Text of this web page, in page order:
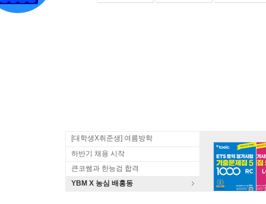
[대학생X취준생] 여름방학
하반기 채용 시작
큰코쌤과 한능검 합격
YBM X 농심 배홍동